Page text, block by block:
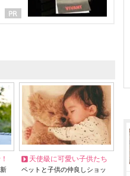
天使級に可愛い子供たち
ペットと子供の仲良しショッ